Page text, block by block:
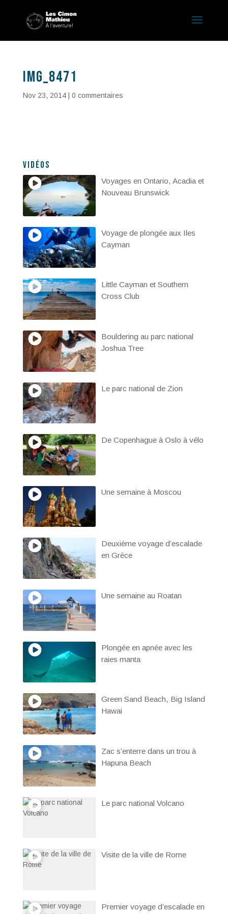
IMG_8471
Nov 23, 2014| 0 commentaires
Vidéos
Voyages en Ontario, Acadia et
Nouveau Brunswick
Voyage de plongée aux Iles
Cayman
Little Cayman et Southern
Cross Club
Bouldering au parc national
Joshua Tree
Le parc national de Zion
De Copenhague à Oslo à vélo
Une semaine à Moscou
Deuxième voyage d’escalade
en Grèce
Une semaine au Roatan
Plongée en apnée avec les
raies manta
Green Sand Beach, Big Island
Hawai
Zac s’enterre dans un trou à
Hapuna Beach
Le parc national Volcano
Visite de la ville de Rome
Premier voyage d’escalade en